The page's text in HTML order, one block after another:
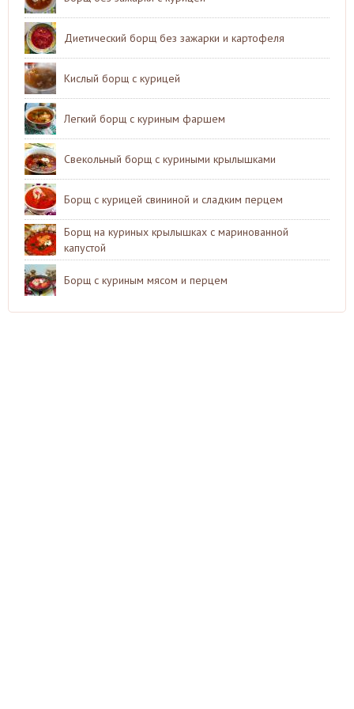
Диетический борщ без зажарки и картофеля
Кислый борщ с курицей
Легкий борщ с куриным фаршем
Свекольный борщ с куриными крылышками
Борщ с курицей свининой и сладким перцем
Борщ на куриных крылышках с маринованной
капустой
Борщ с куриным мясом и перцем